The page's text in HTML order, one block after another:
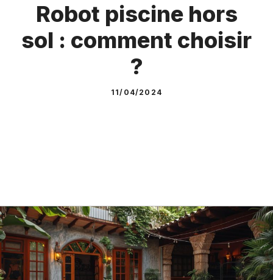
Robot piscine hors
sol : comment choisir
?
11/04/2024